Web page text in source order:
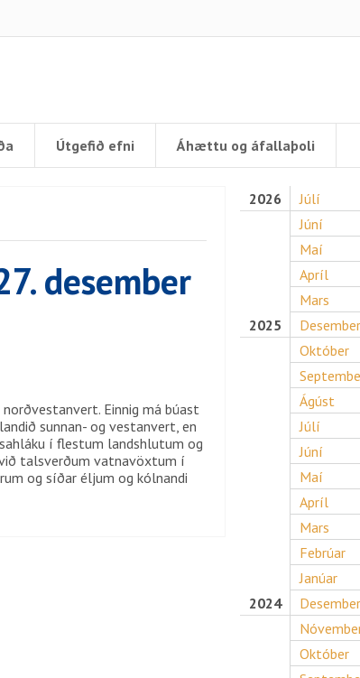
Útgefið efni Áhættu og áfallaþoli
desember
Einnig má búast
sunnan- og vestanvert, en
í flestum landshlutum og
talsverðum vatnavöxtum í
og síðar éljum og kólnandi
2026
Júlí
Júní
Maí
Apríl
Mars
2025
Desember
Október
Ágúst
Júlí
Júní
Maí
Apríl
Mars
Febrúar
Janúar
2024
Desember
Október